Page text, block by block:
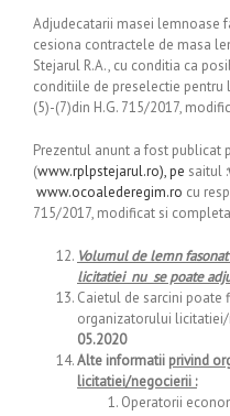
Adjudecatarii masei lemnoase
cesiona contractele de masa
Stejarul R.A., cu conditia ca
conditiile de preselectie pentru
(5)-(7)din H.G. 715/2017,
Prezentul anunt a fost publicat
(www.rplpstejarul.ro), pe saitul :
www.ocoalederegim.ro cu
715/2017, modificat si
Volumul de lemn
licitatiei nu se poate
Caietul de sarcini poate
organizatorului
05.2020
Alte informatii privind
licitatiei/negocierii :
Operatorii